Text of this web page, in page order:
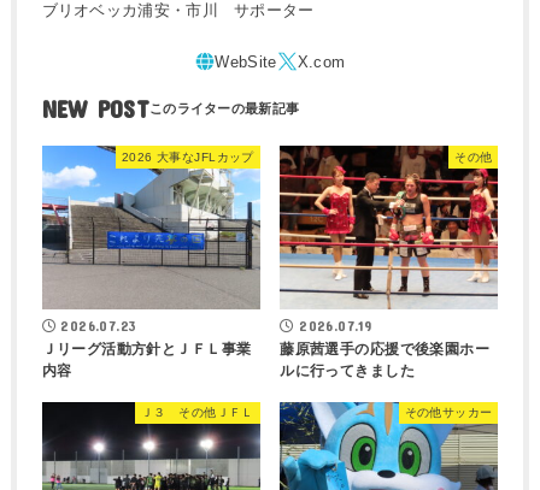
ブリオベッカ浦安・市川 サポーター
NEW POST
2026 大事なJFLカップ
2026.07.23
Ｊリーグ活動方針とＪＦＬ事業
内容
その他
2026.07.19
藤原茜選手の応援で後楽園ホー
ルに行ってきました
Ｊ３ その他ＪＦＬ その他サッカー